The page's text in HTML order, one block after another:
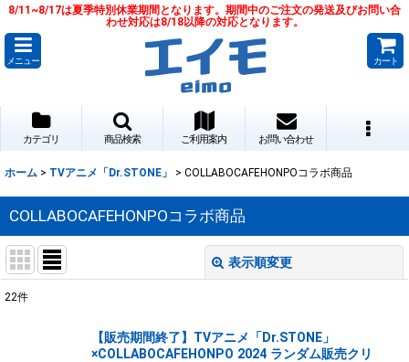
8/11~8/17は夏季特別休業期間となります。期間中のご注文の発送及びお問い合
わせ対応は8/18以降の対応となります。
メニュー カート
カテゴリ 商品検索 ご利用案内 お問い合わせ
ホーム > TVアニメ「Dr.STONE」 > COLLABOCAFEHONPOコラボ商品
COLLABOCAFEHONPOコラボ商品
表示順変更
22件
【販売期間終了】TVアニメ「Dr.STONE」
×COLLABOCAFEHONPO 2024 ランダム販売クリ